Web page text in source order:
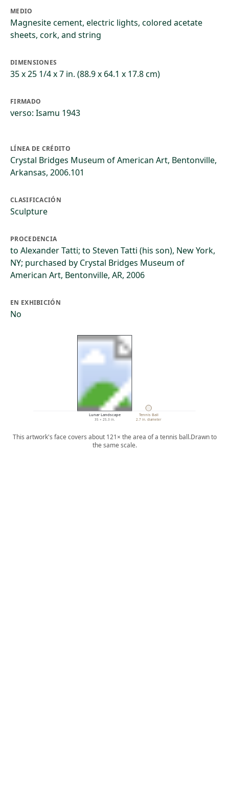
MEDIO
Magnesite cement, electric lights, colored acetate
sheets, cork, and string
DIMENSIONES
35 x 25 1/4 x 7 in. (88.9 x 64.1 x 17.8 cm)
FIRMADO
verso: Isamu 1943
LÍNEA DE CRÉDITO
Crystal Bridges Museum of American Art, Bentonville,
Arkansas, 2006.101
CLASIFICACIÓN
Sculpture
PROCEDENCIA
to Alexander Tatti; to Steven Tatti (his son), New York,
NY; purchased by Crystal Bridges Museum of
American Art, Bentonville, AR, 2006
EN EXHIBICIÓN
No
Lunar Landscape
35 × 25.3 in.
Tennis Ball
2.7 in. diameter
This artwork's face covers about 121× the area of a tennis ball.Drawn to
the same scale.